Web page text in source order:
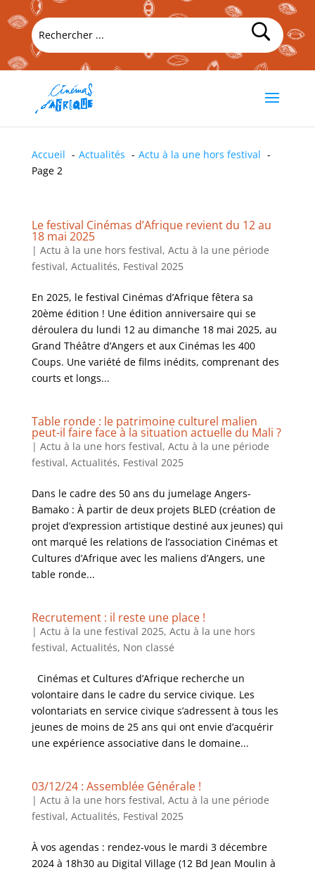
Accueil Actualités
Actu à la une hors festival
Page 2
Le festival Cinémas d’Afrique revient du 12 au
18 mai 2025
| Actu à la une hors festival, Actu à la une période
festival, Actualités, Festival 2025
En 2025, le festival Cinémas d’Afrique fêtera sa
20ème édition ! Une édition anniversaire qui se
déroulera du lundi 12 au dimanche 18 mai 2025, au
Grand Théâtre d’Angers et aux Cinémas les 400
Coups. Une variété de films inédits, comprenant des
courts et longs...
Table ronde : le patrimoine culturel malien
peut-il faire face à la situation actuelle du Mali ?
| Actu à la une hors festival, Actu à la une période
festival, Actualités, Festival 2025
Dans le cadre des 50 ans du jumelage Angers-
Bamako : À partir de deux projets BLED (création de
projet d’expression artistique destiné aux jeunes) qui
ont marqué les relations de l’association Cinémas et
Cultures d’Afrique avec les maliens d’Angers, une
table ronde...
Recrutement : il reste une place !
| Actu à la une festival 2025, Actu à la une hors
festival, Actualités, Non classé
Cinémas et Cultures d’Afrique recherche un
volontaire dans le cadre du service civique. Les
volontariats en service civique s’adressent à tous les
jeunes de moins de 25 ans qui ont envie d’acquérir
une expérience associative dans le domaine...
03/12/24 : Assemblée Générale !
| Actu à la une hors festival, Actu à la une période
festival, Actualités, Festival 2025
À vos agendas : rendez-vous le mardi 3 décembre
2024 à 18h30 au Digital Village (12 Bd Jean Moulin à